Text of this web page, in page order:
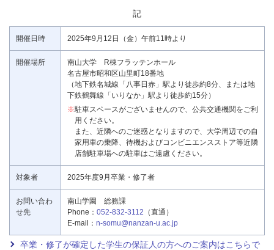
記
開催日時 2025年9月12日（金）午前11時より
開催場所
南山大学 R棟フラッテンホール
名古屋市昭和区山里町18番地
（地下鉄名城線「八事日赤」駅より徒歩約8分、または地
下鉄鶴舞線「いりなか」駅より徒歩約15分）
※駐車スペースがございませんので、公共交通機関をご利
用ください。
また、近隣へのご迷惑となりますので、大学周辺での自
家用車の乗降、待機およびコンビニエンスストア等近隣
店舗駐車場への駐車はご遠慮ください。
対象者 2025年度9月卒業・修了者
お問い合わ
せ先
南山学園 総務課
Phone： 052-832-3112 （直通）
E-mail： n-somu@nanzan-u.ac.jp
卒業・修了が確定した学生の保証人の方へのご案内はこちらで